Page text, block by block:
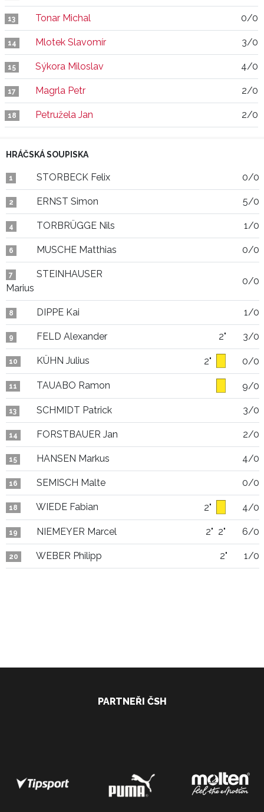
13 Tonar Michal 0/0
14 Mlotek Slavomír 3/0
15 Sýkora Miloslav 4/0
17 Magrla Petr 2/0
18 Petružela Jan 2/0
HRÁČSKÁ SOUPISKA
1 STORBECK Felix 0/0
2 ERNST Simon 5/0
4 TORBRÜGGE Nils 1/0
6 MUSCHE Matthias 0/0
7
STEINHAUSER
Marius
0/0
8 DIPPE Kai 1/0
9 FELD Alexander 2" 3/0
10 KÜHN Julius 2" 0/0
11 TAUABO Ramon 9/0
13 SCHMIDT Patrick 3/0
14 FORSTBAUER Jan 2/0
15 HANSEN Markus 4/0
16 SEMISCH Malte 0/0
18 WIEDE Fabian 2" 4/0
19 NIEMEYER Marcel 2" 2" 6/0
20 WEBER Philipp 2" 1/0
PARTNEŘI ČSH